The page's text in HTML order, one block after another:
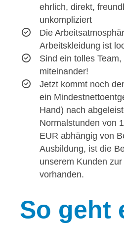
ehrlich, direkt,
unkompliziert
Die
Arbeitskleidung ist
Sind ein tolles
miteinander!
Jetzt kommt noch
ein
Hand) nach
Normalstunden von
EUR abhängig von
Ausbildung, ist die
unserem Kunden
vorhanden.
So geht